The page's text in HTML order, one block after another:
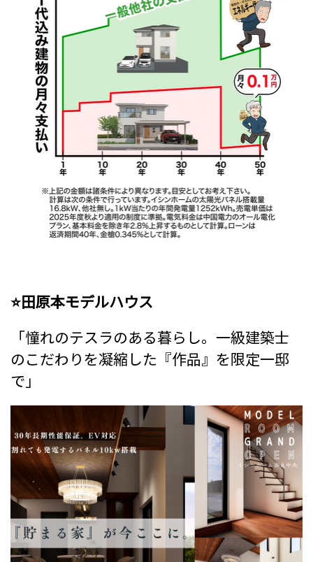
⭐田原本モデルハウス
「憧れのテスラのある暮らし。一級建築士
のこだわりを凝縮した『作品』を限定一邸
で」